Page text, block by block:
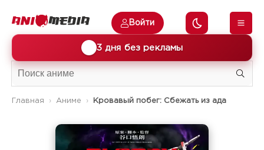
3 дня без рекламы
Войти
Главная Аниме Кровавый побег: Сбежать из ада